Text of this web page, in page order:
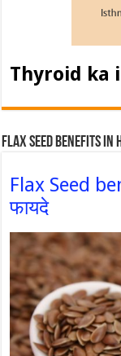
Thyroid ka
Flax Seed Benefits in
Flax Seed
फायदे